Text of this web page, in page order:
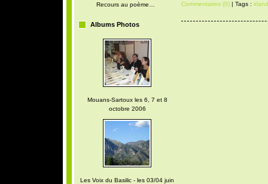
Recours au poème…
Albums Photos
Mouans-Sartoux les 6, 7 et 8
octobre 2006
Les Voix du Basilic - les 03/04 juin
Commentaires (0)| Tags :